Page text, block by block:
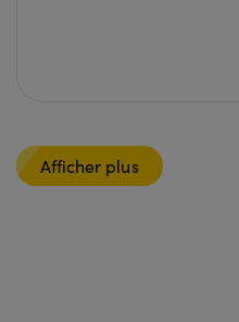
Afficher plus